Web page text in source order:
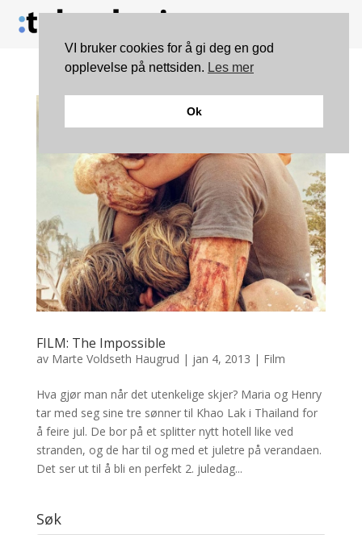
FILM: The Impossible
av Marte Voldseth Haugrud | jan 4, 2013 | Film
Hva gjør man når det utenkelige skjer? Maria og Henry
tar med seg sine tre sønner til Khao Lak i Thailand for
å feire jul. De bor på et splitter nytt hotell like ved
stranden, og de har til og med et juletre på verandaen.
Det ser ut til å bli en perfekt 2. juledag...
Søk
VI bruker cookies for å gi deg en god
opplevelse på nettsiden. Les mer
Ok